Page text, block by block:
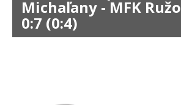
Michaľany - MFK
0:7 (0:4)